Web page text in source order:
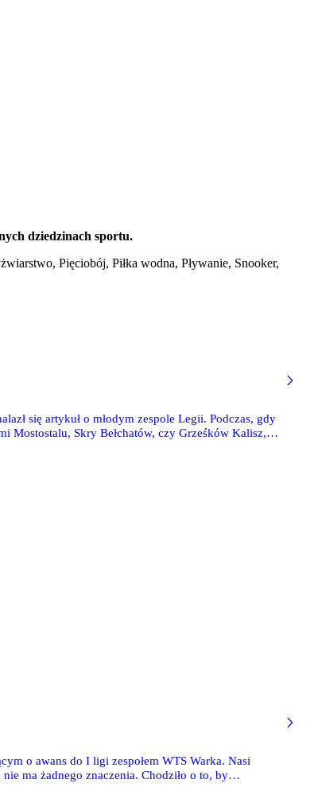
dziedzinach sportu.
Pięciobój, Piłka wodna, Pływanie, Snooker,
się artykuł o młodym zespole Legii. Podczas, gdy
Mostostalu, Skry Bełchatów, czy Grześków Kalisz, w
o awans do I ligi zespołem WTS Warka. Nasi
ma żadnego znaczenia. Chodziło o to, by